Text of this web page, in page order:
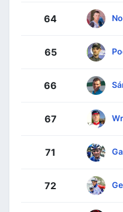
64
65
66
67
71
72